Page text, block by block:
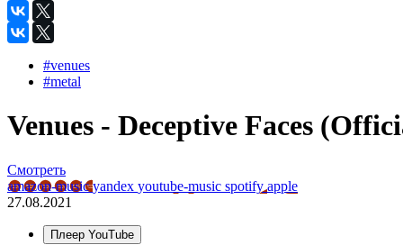
#venues
#metal
Venues - Deceptive Faces
Смотреть
amazon-musicyandex youtube-music spotifyapple
27.08.2021
Плеер YouTube